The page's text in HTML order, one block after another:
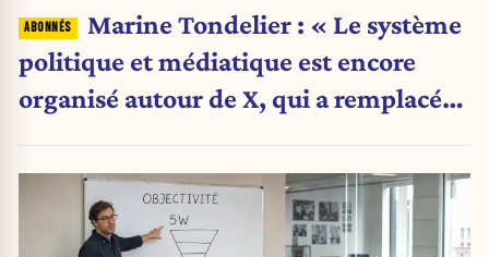
Marine Tondelier : « Le système
politique et médiatique est encore
organisé autour de X, qui a remplacé